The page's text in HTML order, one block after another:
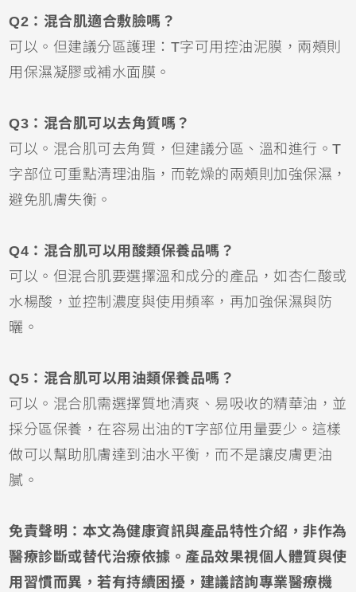
Q2：混合肌適合敷臉嗎？
可以。但建議分區護理：T字可用控油泥膜，兩頰則
用保濕凝膠或補水面膜。
Q3：混合肌可以去角質嗎？
可以。混合肌可去角質，但建議分區、溫和進行。T
字部位可重點清理油脂，而乾燥的兩頰則加強保濕，
避免肌膚失衡。
Q4：混合肌可以用酸類保養品嗎？
可以。但混合肌要選擇溫和成分的產品，如杏仁酸或
水楊酸，並控制濃度與使用頻率，再加強保濕與防
曬。
Q5：混合肌可以用油類保養品嗎？
可以。混合肌需選擇質地清爽、易吸收的精華油，並
採分區保養，在容易出油的T字部位用量要少。這樣
做可以幫助肌膚達到油水平衡，而不是讓皮膚更油
膩。
免責聲明：本文為健康資訊與產品特性介紹，非作為
醫療診斷或替代治療依據。產品效果視個人體質與使
用習慣而異，若有持續困擾，建議諮詢專業醫療機